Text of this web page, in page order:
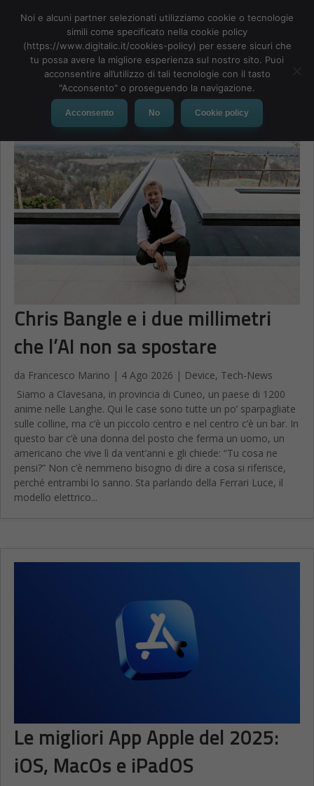
MENU
Chris Bangle e i due millimetri
che l’AI non sa spostare
da Francesco Marino | 4 Ago 2026 | Device, Tech-News
Siamo a Clavesana, in provincia di Cuneo, un paese di 1200
anime nelle Langhe. Qui le case sono tutte un po’ sparpagliate
sulle colline, ma c’è un piccolo centro e nel centro c’è un bar. In
questo bar c’è una donna del posto che ferma un uomo, un
americano che vive lì da vent’anni e gli chiede: “Tu cosa ne
pensi?” Non c’è nemmeno bisogno di dire a cosa si riferisce,
perché entrambi lo sanno. Sta parlando della Ferrari Luce, il
modello elettrico...
Le migliori App Apple del 2025:
iOS, MacOs e iPadOS
Noi e alcuni partner selezionati utilizziamo cookie o tecnologie
simili come specificato nella cookie policy
(https://www.digitalic.it/cookies-policy) per essere sicuri che
tu possa avere la migliore esperienza sul nostro sito. Puoi
acconsentire all’utilizzo di tali tecnologie con il tasto
"Acconsento" o proseguendo la navigazione.
Acconsento No Cookie policy